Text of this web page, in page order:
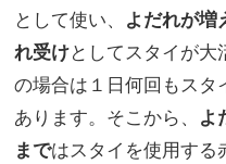
として使い、 よだれが増
れ受けとしてスタイが
の場合は１日何回もスタ
あります。そこから、 よ
まではスタイを使用する